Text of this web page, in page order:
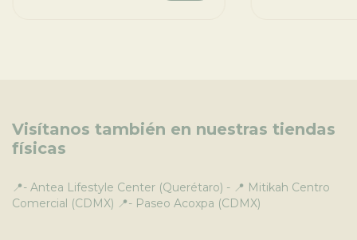
Visítanos también en nuestras tiendas
físicas
📍- Antea Lifestyle Center (Querétaro) - 📍 Mitikah Centro
Comercial (CDMX) 📍- Paseo Acoxpa (CDMX)